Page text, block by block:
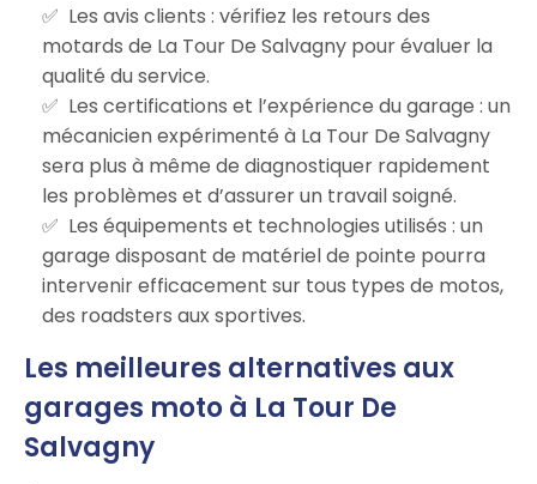
Les avis clients : vérifiez les retours des
motards de La Tour De Salvagny pour évaluer la
qualité du service.
Les certifications et l’expérience du garage : un
mécanicien expérimenté à La Tour De Salvagny
sera plus à même de diagnostiquer rapidement
les problèmes et d’assurer un travail soigné.
Les équipements et technologies utilisés : un
garage disposant de matériel de pointe pourra
intervenir efficacement sur tous types de motos,
des roadsters aux sportives.
Les meilleures alternatives aux
garages moto à La Tour De
Salvagny